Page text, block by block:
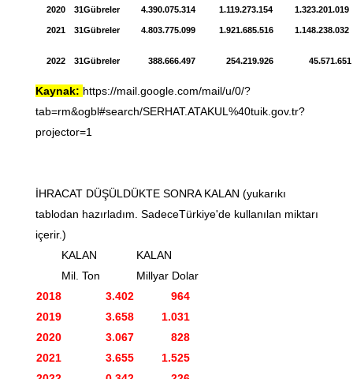
2020 31Gübreler 4.390.075.314 1.119.273.154 1.323.201.019
2021 31Gübreler 4.803.775.099 1.921.685.516 1.148.238.032
2022 31Gübreler 388.666.497 254.219.926 45.571.651
Kaynak: https://mail.google.com/mail/u/0/?
tab=rm&ogbl#search/SERHAT.ATAKUL%40tuik.gov.tr?
projector=1
İHRACAT DÜŞÜLDÜKTE SONRA KALAN (yukarıkı
tablodan hazırladım. SadeceTürkiye'de kullanılan miktarı
içerir.)
KALAN
KALAN
Mil. Ton
Millyar Dolar
2018 3.402
964
2019 3.658
1.031
2020 3.067
828
2021 3.655
1.525